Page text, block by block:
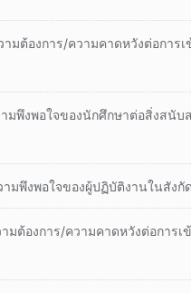
ามต้องการ/ความคาดหวังต่อการ
มพึงพอใจของนักศึกษาต่อสิ่งสนั
มพึงพอใจของผู้ปฏิบัติงานในสัง
มต้องการ/ความคาดหวังต่อการ